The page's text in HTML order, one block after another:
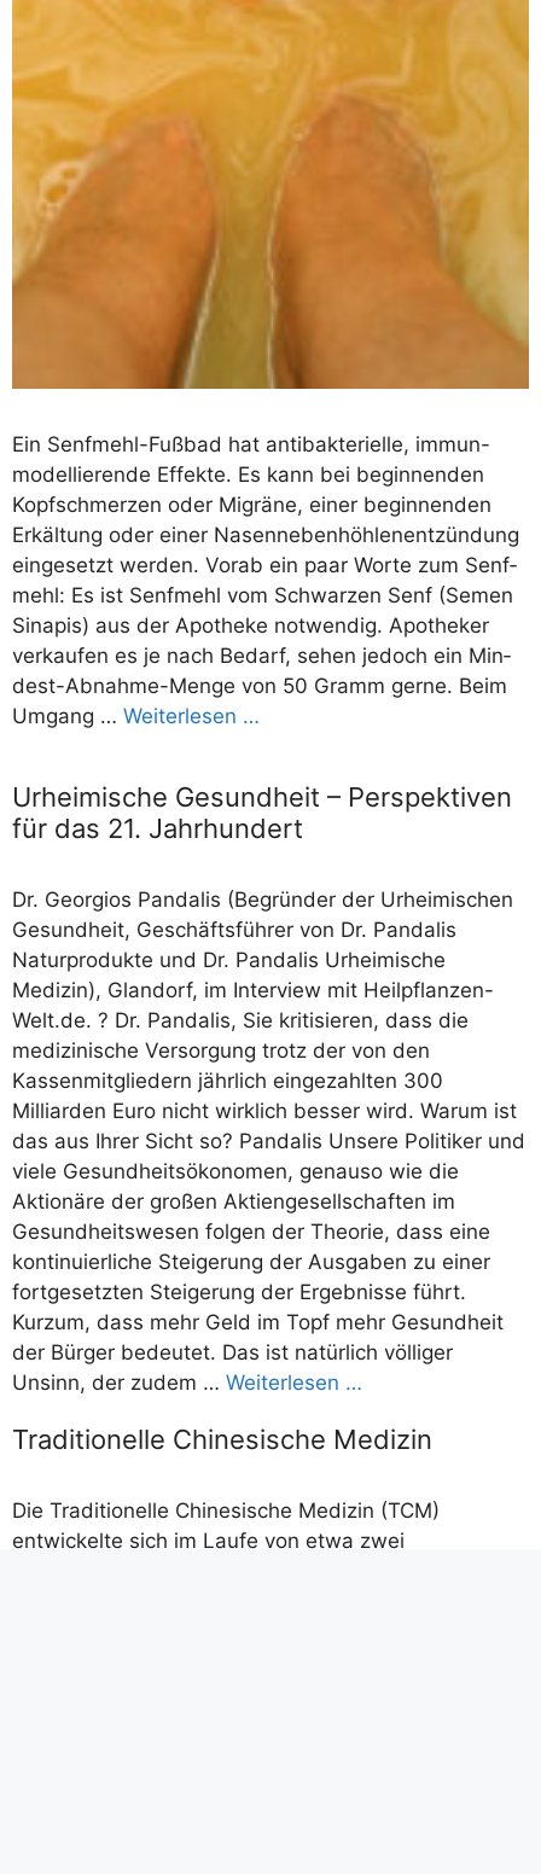
Ein Senf­­mehl-Fuß­­bad hat anti­bak­te­ri­el­le, immun-
model­­lie­­ren­­de Effek­te. Es kann bei begin­nen­den
Kopf­schmer­zen oder Migrä­ne, einer begin­nen­den
Erkäl­tung oder einer Nasen­ne­ben­höh­len­ent­zün­dung
ein­ge­setzt wer­den. Vor­ab ein paar Wor­te zum Senf­
mehl: Es ist Senf­mehl vom Schwar­zen Senf (Semen
Sina­pis) aus der Apo­the­ke not­wen­dig. Apo­the­ker
ver­kau­fen es je nach Bedarf, sehen jedoch ein Min­­
dest-Abnah­­me-Men­­ge von 50 Gramm ger­ne. Beim
Umgang … Wei­ter­le­sen …
Urheimische Gesundheit – Perspektiven
für das 21. Jahrhundert
Dr. Georgios Pandalis (Begründer der Urheimischen
Gesundheit, Geschäftsführer von Dr. Pandalis
Naturprodukte und Dr. Pandalis Urheimische
Medizin), Glandorf, im Interview mit Heilpflanzen-
Welt.de. ? Dr. Pandalis, Sie kritisieren, dass die
medizinische Versorgung trotz der von den
Kassenmitgliedern jährlich eingezahlten 300
Milliarden Euro nicht wirklich besser wird. Warum ist
das aus Ihrer Sicht so? Pandalis Unsere Politiker und
viele Gesundheitsökonomen, genauso wie die
Aktionäre der großen Aktiengesellschaften im
Gesundheitswesen folgen der Theorie, dass eine
kontinuierliche Steigerung der Ausgaben zu einer
fortgesetzten Steigerung der Ergebnisse führt.
Kurzum, dass mehr Geld im Topf mehr Gesundheit
der Bürger bedeutet. Das ist natürlich völliger
Unsinn, der zudem … Weiterlesen …
Traditionelle Chinesische Medizin
Die Traditionelle Chinesische Medizin (TCM)
entwickelte sich im Laufe von etwa zwei